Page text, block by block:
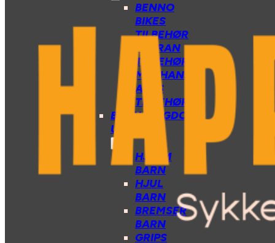
BENNO
BIKES
TILBEHØR
TARRAN
TILBEHØR
MECHANIC
ARTS
TILBEHØR
BARN/UNGDOM
UTSTYR
HJELM
BARN
HJUL
BARN
BREMSER
BARN
GRIPS